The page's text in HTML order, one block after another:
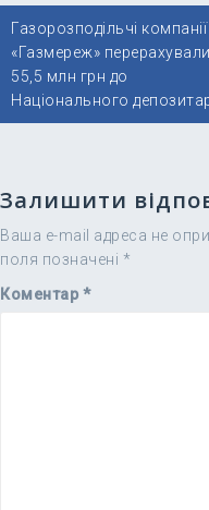
Навігація
записів
Газорозподільчі компанії
«Газмереж» перерахували
55,5 млн грн до
Національного
Залишити
Ваша e-mail адреса не
поля позначені *
Коментар *